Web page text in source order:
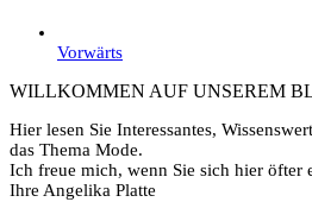
Vorwärts
WILLKOMMEN AUF UNSEREM
Hier lesen Sie Interessantes,
das Thema Mode.
Ich freue mich, wenn Sie sich hier öfter
Ihre Angelika Platte